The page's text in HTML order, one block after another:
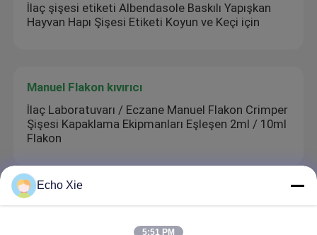
İlaç şişesi etiketi Albendasole Baskılı Yapışkan
Hayvan Hapı Şişesi Etiketi Koyun ve Keçi için
Manuel Flakon kıvırıcı
İlaç Laboratuvarı / Eczane Manuel Flakon Crimper
Şişesi Kapaklama Ekipmanları Eşleşen 2ml / 10ml
Flakon
Özel Broşür Baskısı
Test 250mg Kağıt Ek Baskı, Broşür Baskı Karton
Echo Xie
5:51 PM